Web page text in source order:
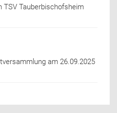
TSV Tauberbischofsheim
am 26.09.2025